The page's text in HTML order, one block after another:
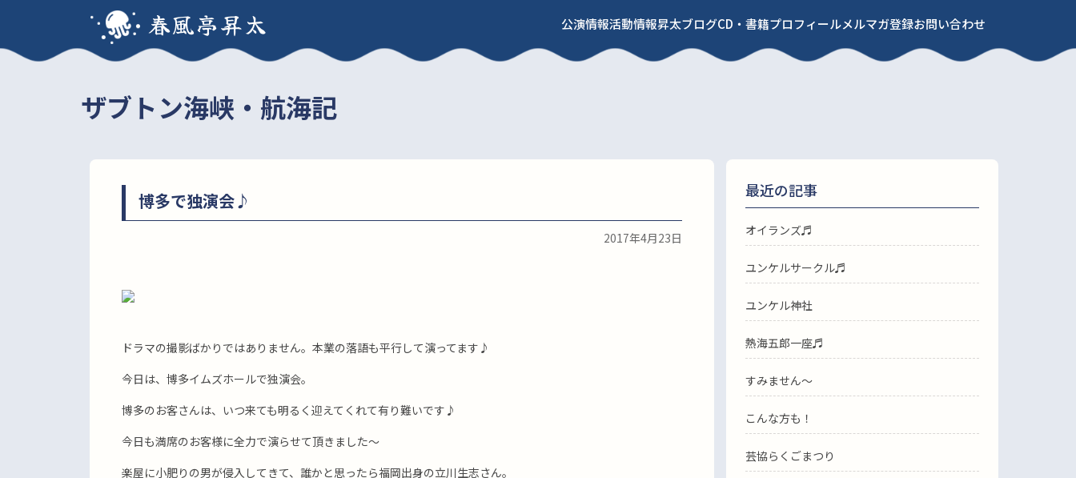
春風亭昇太 公演情報活動情報昇太ブログCD・書籍プロフィールメルマガ登録お問い合わせ
ザブトン海峡・航海記
博多で独演会♪
2017年4月23日
ドラマの撮影ばかりではありません。本業の落語も平行して演ってます♪
今日は、博多イムズホールで独演会。
博多のお客さんは、いつ来ても明るく迎えてくれて有り難いです♪
今日も満席のお客様に全力で演らせて頂きました〜
楽屋に小肥りの男が侵入してきて、誰かと思ったら福岡出身の立川生志さん。
最近の記事
オイランズ♬
ユンケルサークル♬
ユンケル神社
熱海五郎一座♬
すみません〜
こんな方も！
芸協らくごまつり